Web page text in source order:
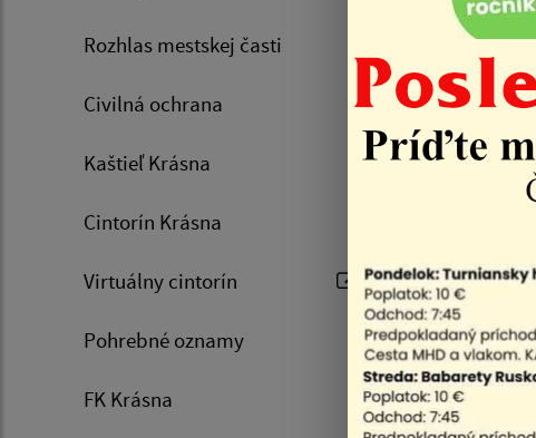
Rozhlas mestskej časti
Civilná ochrana
Kaštieľ Krásna
Cintorín Krásna
Virtuálny cintorín
Pohrebné oznamy
FK Krásna
Oficiálne
Projekt
sociálnych
Všetky
je možné
Práve z
ponúk a
plochy,
prostriedky